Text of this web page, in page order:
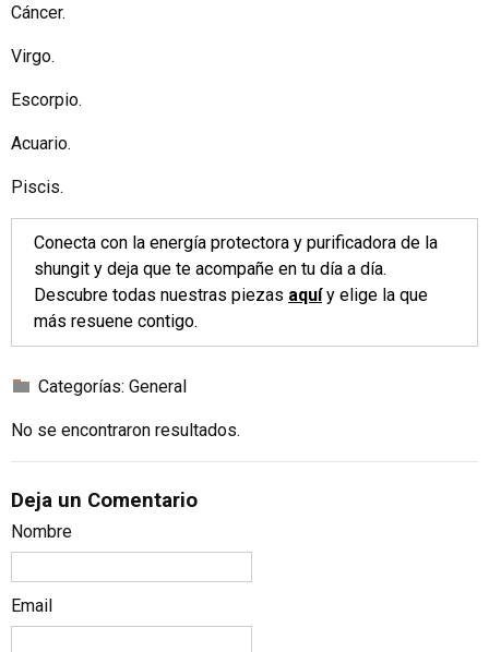
Cáncer.
Virgo.
Escorpio.
Acuario.
Piscis.
Conecta con la energía protectora y purificadora de la
shungit y deja que te acompañe en tu día a día.
Descubre todas nuestras piezas aquíy elige la que
más resuene contigo.
Categorías: General
No se encontraron resultados.
Deja un Comentario
Nombre
Email